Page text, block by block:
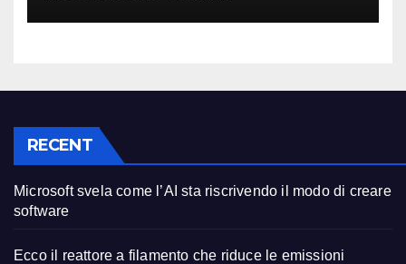
RECENT
Microsoft svela come l’AI sta riscrivendo il modo di creare
software
Ecco il reattore a filamento che riduce le emissioni